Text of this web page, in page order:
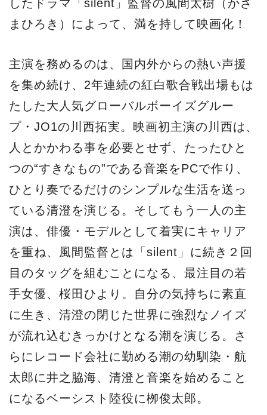
したドラマ「silent」監督の風間太樹（かざ
まひろき）によって、満を持して映画化！
主演を務めるのは、国内外からの熱い声援
を集め続け、2年連続の紅白歌合戦出場もは
たした大人気グローバルボーイズグルー
プ・JO1の川西拓実。映画初主演の川西は、
人とかかわる事を必要とせず、たったひと
つの“すきなもの”である音楽をPCで作り、
ひとり奏でるだけのシンプルな生活を送っ
ている清澄を演じる。そしてもう一人の主
演は、俳優・モデルとして着実にキャリア
を重ね、風間監督とは「silent」に続き２回
目のタッグを組むことになる、最注目の若
手女優、桜田ひより。自分の気持ちに素直
に生き、清澄の閉じた世界に強烈なノイズ
が流れ込むきっかけとなる潮を演じる。さ
らにレコード会社に勤める潮の幼馴染・航
太郎に井之脇海、清澄と音楽を始めること
になるベーシスト陸役に栁俊太郎。